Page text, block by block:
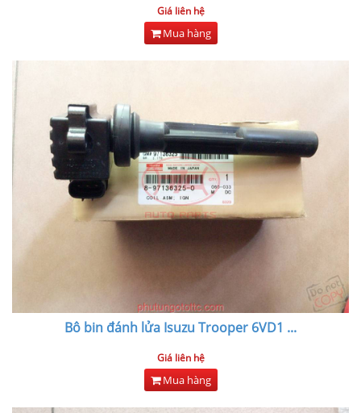
Giá liên hệ
Mua hàng
Bô bin đánh lửa Isuzu Trooper 6VD1 ...
Giá liên hệ
Mua hàng